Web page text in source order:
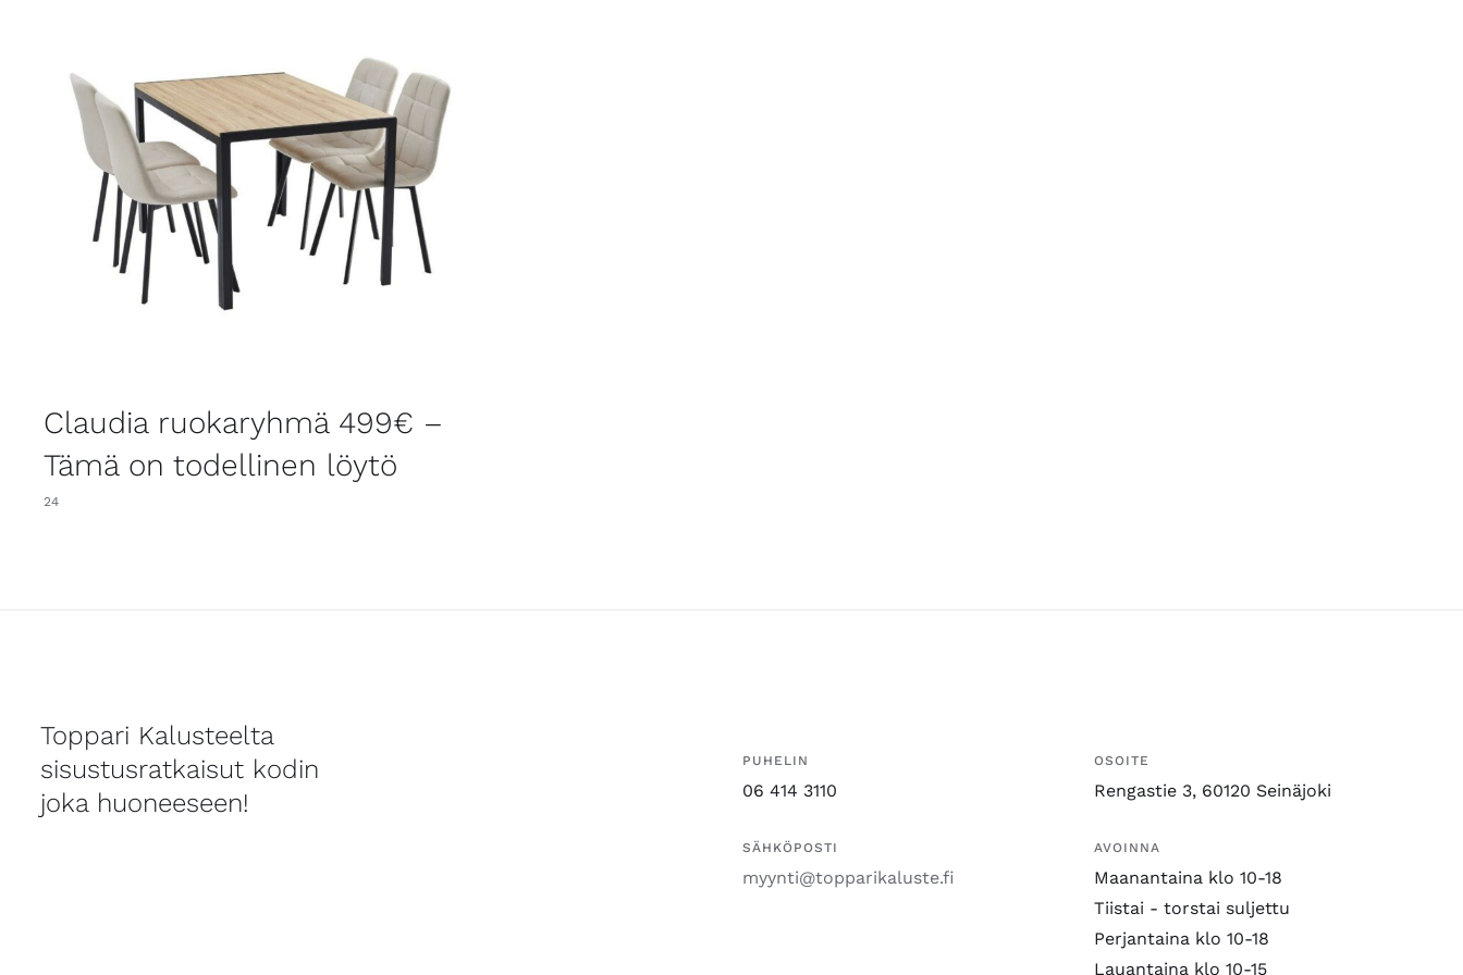
Claudia ruokaryhmä 499€ –
Tämä on todellinen löytö
24
Toppari Kalusteelta
sisustusratkaisut kodin
joka huoneeseen!
PUHELIN
06 414 3110
SÄHKÖPOSTI
myynti@topparikaluste.fi
OSOITE
Rengastie 3, 60120 Seinäjoki
AVOINNA
Maanantaina klo 10-18
Tiistai - torstai suljettu
Perjantaina klo 10-18
Lauantaina klo 10-15